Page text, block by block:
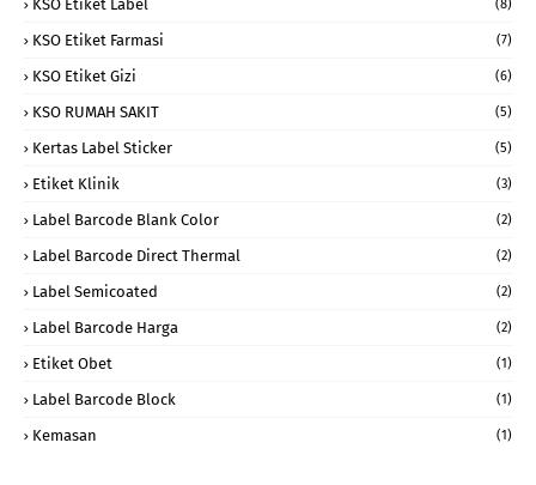
KSO Etiket Label (8)
KSO Etiket Farmasi (7)
KSO Etiket Gizi (6)
KSO RUMAH SAKIT (5)
Kertas Label Sticker (5)
Etiket Klinik (3)
Label Barcode Blank Color (2)
Label Barcode Direct Thermal (2)
Label Semicoated (2)
Label Barcode Harga (2)
Etiket Obet (1)
Label Barcode Block (1)
Kemasan (1)